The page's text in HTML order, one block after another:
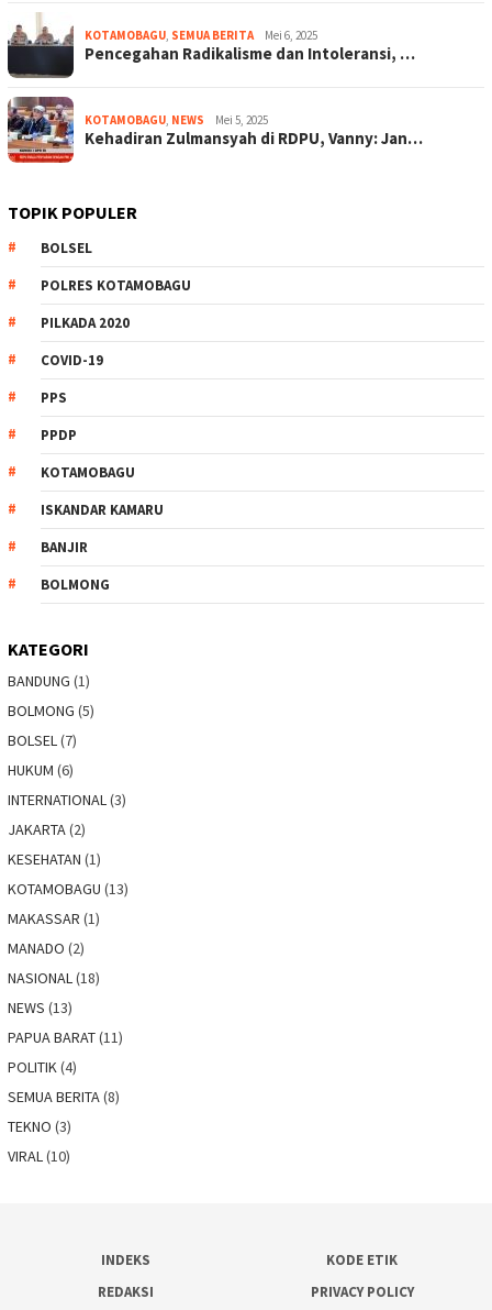
KOTAMOBAGU SEMUA BERITA Mei 6, 2025
Pencegahan Radikalisme dan Intoleransi, …
KOTAMOBAGU NEWS Mei 5, 2025
Kehadiran Zulmansyah di RDPU, Vanny: Jan…
TOPIK POPULER
BOLSEL
POLRES KOTAMOBAGU
PILKADA 2020
COVID-19
PPS
PPDP
KOTAMOBAGU
ISKANDAR KAMARU
BANJIR
BOLMONG
KATEGORI
BANDUNG (1)
BOLMONG (5)
BOLSEL (7)
HUKUM (6)
INTERNATIONAL (3)
JAKARTA (2)
KESEHATAN (1)
KOTAMOBAGU (13)
MAKASSAR (1)
MANADO (2)
NASIONAL (18)
NEWS (13)
PAPUA BARAT(11)
POLITIK (4)
SEMUA BERITA (8)
TEKNO (3)
VIRAL (10)
INDEKS
KODE ETIK
REDAKSI
PRIVACY POLICY